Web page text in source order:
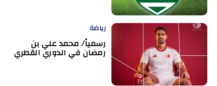
رياضة
رسمياً/ محمد علي بن
رمضان في الدوري القطري